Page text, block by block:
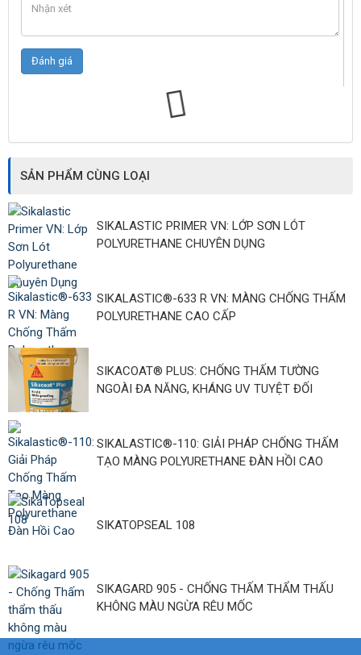
SẢN PHẨM CÙNG LOẠI
SIKALASTIC PRIMER VN: LỚP SƠN LÓT
POLYURETHANE CHUYÊN DỤNG
SIKALASTIC®-633 R VN: MÀNG CHỐNG THẤM
POLYURETHANE CAO CẤP
SIKACOAT® PLUS: CHỐNG THẤM TƯỜNG
NGOÀI ĐA NĂNG, KHÁNG UV TUYỆT ĐỐI
SIKALASTIC®-110: GIẢI PHÁP CHỐNG THẤM
TẠO MÀNG POLYURETHANE ĐÀN HỒI CAO
SIKATOPSEAL 108
SIKAGARD 905 - CHỐNG THẤM THẨM THẤU
KHÔNG MÀU NGỪA RÊU MỐC